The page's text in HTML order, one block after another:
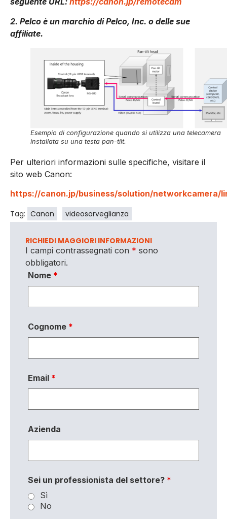
2. Pelco è un marchio di Pelco, Inc. o delle sue
affiliate.
Esempio di configurazione quando si utilizza una telecamera
installata su una testa pan-tilt.
Per ulteriori informazioni sulle specifiche, visitare il
sito web Canon:
https://canon.jp/business/solution/networkcamera/
Tag: Canon videosorveglianza
RICHIEDI MAGGIORI INFORMAZIONI
I campi contrassegnati con * sono
obbligatori.
Nome *
Cognome *
Email *
Azienda
Sei un professionista del settore? *
Sì
No